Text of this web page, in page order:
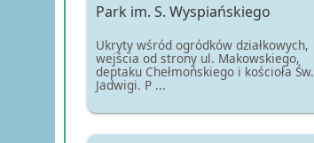
Park im. S. Wyspiańskiego
Ukryty wśród ogródków działkowych,
wejścia od strony ul. Makowskiego,
deptaku Chełmońskiego i kościoła Św.
Jadwigi. P ...